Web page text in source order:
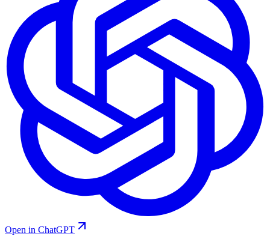
Open in ChatGPT